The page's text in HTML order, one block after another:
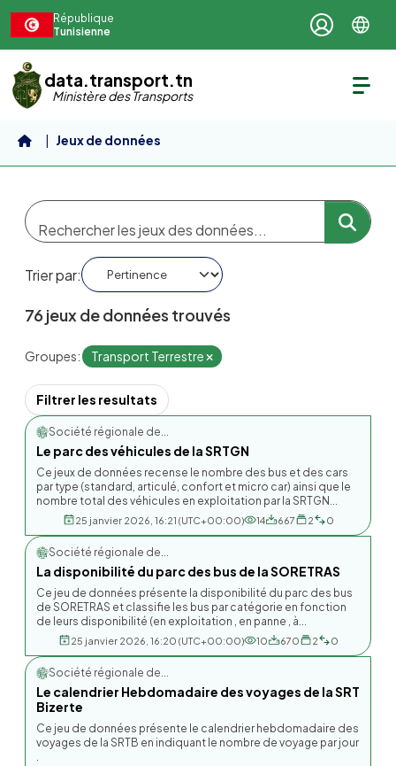
République
Tunisienne
data.transport.tn
Ministère des Transports
Jeux de données
Trier par
76 jeux de données trouvés
Groupes: Transport Terrestre
Filtrer les resultats
Société régionale de...
Le parc des véhicules de la SRTGN
Ce jeux de données recense le nombre des bus et des cars
par type (standard, articulé, confort et micro car) ainsi que le
nombre total des véhicules en exploitation par la SRTGN...
25 janvier 2026, 16:21 (UTC+00:00) 14 667 2 0
Société régionale de...
La disponibilité du parc des bus de la SORETRAS
Ce jeu de données présente la disponibilité du parc des bus
de SORETRAS et classifie les bus par catégorie en fonction
de leurs disponibilité (en exploitation , en panne , à...
25 janvier 2026, 16:20 (UTC+00:00) 10 670 2 0
Société régionale de...
Le calendrier Hebdomadaire des voyages de la SRT
Bizerte
Ce jeu de données présente le calendrier hebdomadaire des
voyages de la SRTB en indiquant le nombre de voyage par jour
.